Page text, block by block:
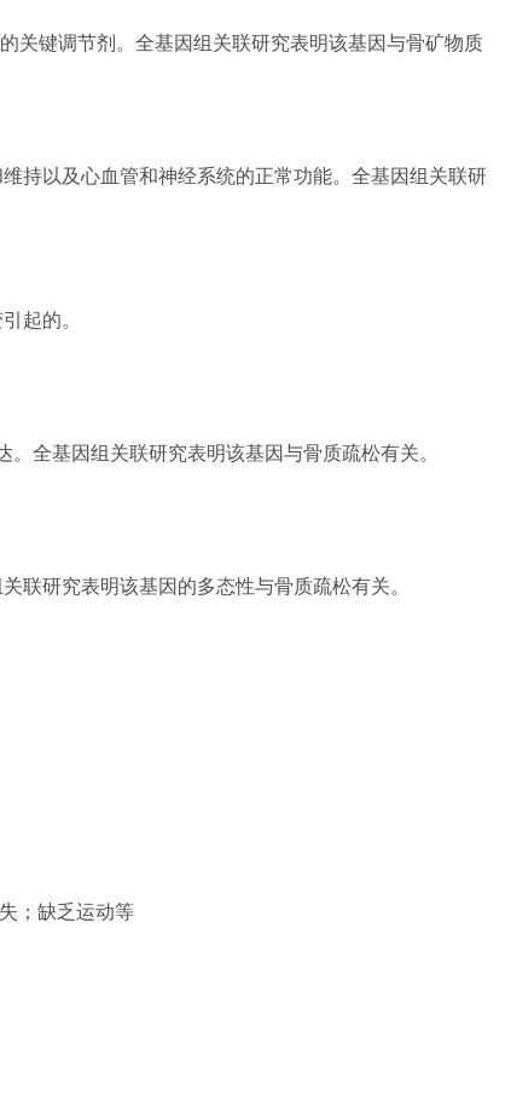
关键调节剂。全基因组关联研究表明该基因与骨矿物质
持以及心血管和神经系统的正常功能。全基因组关联研
起的。
全基因组关联研究表明该基因与骨质疏松有关。
研究表明该基因的多态性与骨质疏松有关。
；缺乏运动等